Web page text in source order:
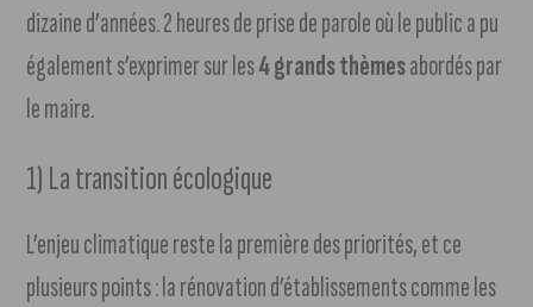
dizaine d’années. 2 heures de prise de parole où le public a pu
également s’exprimer sur les4 grands thèmesabordés par
le maire.
1) La transition écologique
L’enjeu climatique reste la première des priorités, et ce
plusieurs points : la rénovation d’établissements comme les